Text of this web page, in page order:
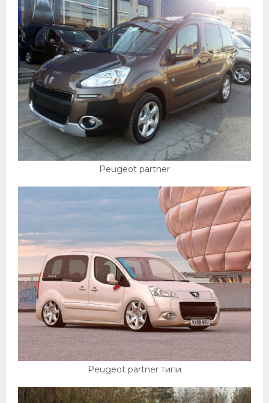
Peugeot partner
Peugeot partner типи